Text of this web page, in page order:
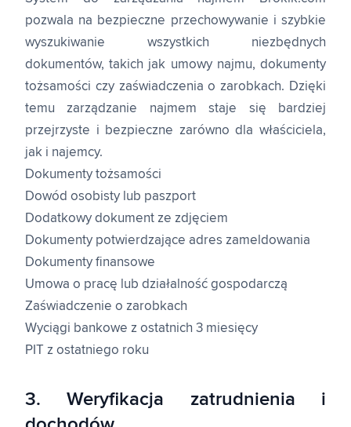
pozwala na bezpieczne przechowywanie i szybkie
wyszukiwanie wszystkich niezbędnych
dokumentów, takich jak umowy najmu, dokumenty
tożsamości czy zaświadczenia o zarobkach. Dzięki
temu zarządzanie najmem staje się bardziej
przejrzyste i bezpieczne zarówno dla właściciela,
jak i najemcy.
Dokumenty tożsamości
Dowód osobisty lub paszport
Dodatkowy dokument ze zdjęciem
Dokumenty potwierdzające adres zameldowania
Dokumenty finansowe
Umowa o pracę lub działalność gospodarczą
Zaświadczenie o zarobkach
Wyciągi bankowe z ostatnich 3 miesięcy
PIT z ostatniego roku
3. Weryfikacja zatrudnienia i